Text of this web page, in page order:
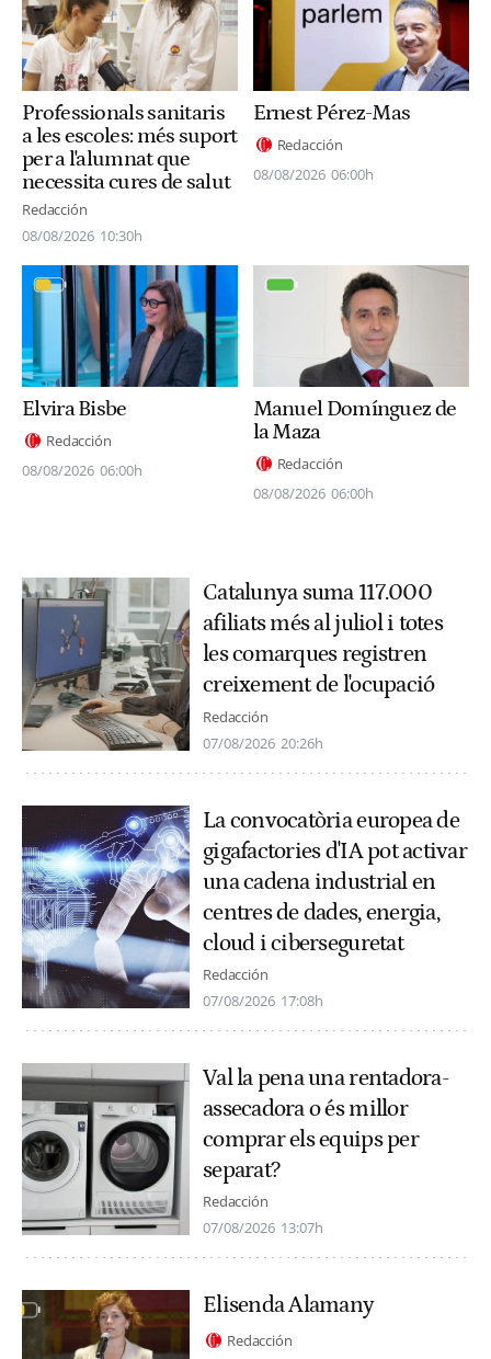
Professionals sanitaris
a les escoles: més suport
per a l'alumnat que
necessita cures de salut
Redacción
08/08/2026 10:30h
Ernest Pérez-Mas
Redacción
08/08/2026 06:00h
Elvira Bisbe
Redacción
08/08/2026 06:00h
Manuel Domínguez de
la Maza
Redacción
08/08/2026 06:00h
Catalunya suma 117.000
afiliats més al juliol i totes
les comarques registren
creixement de l'ocupació
Redacción
07/08/2026 20:26h
La convocatòria europea de
gigafactories d'IA pot activar
una cadena industrial en
centres de dades, energia,
cloud i ciberseguretat
Redacción
07/08/2026 17:08h
Val la pena una rentadora-
assecadora o és millor
comprar els equips per
separat?
Redacción
07/08/2026 13:07h
Elisenda Alamany
Redacción